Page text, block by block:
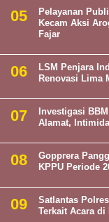
Pelayanan
Kecam Aksi
Fajar
LSM Penjara
Renovasi Lima
Investigasi
Alamat,
Gopprera
KPPU Periode
Satlantas
Terkait Acara di